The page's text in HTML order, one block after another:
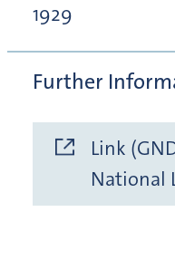
1929
Further
Link
National